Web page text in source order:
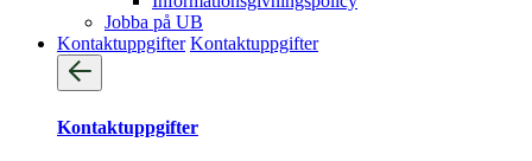
Jobba på UB
Kontaktuppgifter Kontaktuppgifter
Kontaktuppgifter